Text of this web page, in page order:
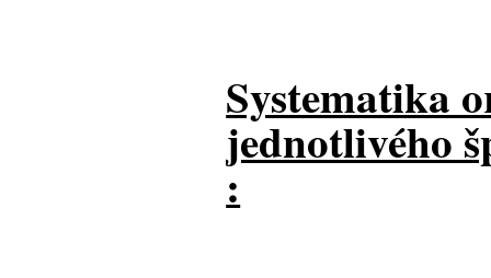
Systematika
jednotlivého
: